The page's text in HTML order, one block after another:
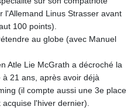
l'Allemand Linus Strasser avant
100 points).
au globe (avec Manuel
Atle Lie McGrath a décroché la
21 ans, après avoir déjà
(il compte aussi une 3e place
l'hiver dernier).